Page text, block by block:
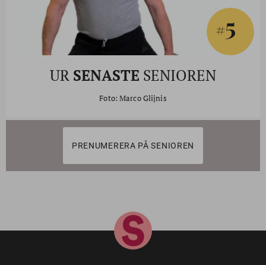
#5
UR SENASTE SENIOREN
Foto: Marco Glijnis
PRENUMERERA PÅ SENIOREN